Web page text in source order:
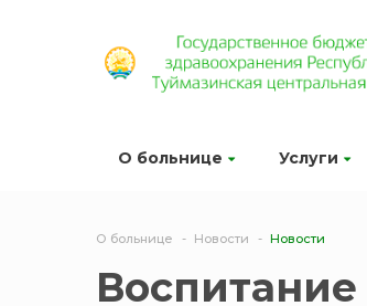
О больнице Услуги
О больнице Новости Новости